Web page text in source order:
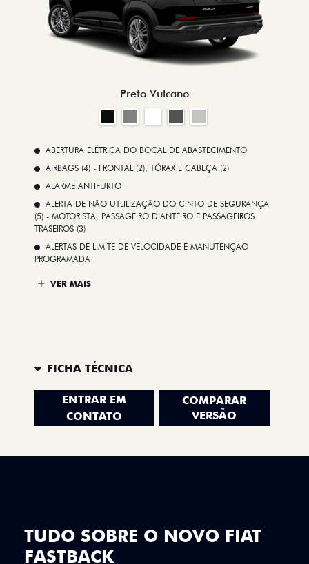
Preto Vulcano
ABERTURA ELÉTRICA DO BOCAL DE ABASTECIMENTO
AIRBAGS (4) - FRONTAL (2), TÓRAX E CABEÇA (2)
ALARME ANTIFURTO
ALERTA DE NÃO UTLILIZAÇÃO DO CINTO DE SEGURANÇA
(5) - MOTORISTA, PASSAGEIRO DIANTEIRO E PASSAGEIROS
TRASEIROS (3)
ALERTAS DE LIMITE DE VELOCIDADE E MANUTENÇÃO
PROGRAMADA
VER MAIS
FICHA TÉCNICA
ENTRAR EM
CONTATO
COMPARAR
VERSÃO
TUDO SOBRE O NOVO FIAT
FASTBACK